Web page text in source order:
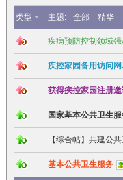
类型 主题: 全部 精华
疾病预防控制领域
疾控家园备用访问网
获得疾控家园注册
国家基本公共卫生
【综合帖】共建公
基本公共卫生服务